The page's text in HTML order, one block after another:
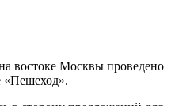
востоке Москвы проведено
«Пешеход».